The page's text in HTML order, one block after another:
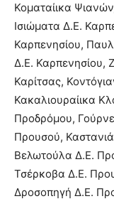
Κοματαίικα
Ισιώματα Δ.Ε.
Καρπενησίου,
Δ.Ε. Καρπενησίου,
Καρίτσας,
Κακαλιουραίικα
Προδρόμου,
Προυσού,
Βελωτούλα Δ.Ε.
Τσέρκοβα Δ.Ε.
Δροσοπηγή Δ.Ε.